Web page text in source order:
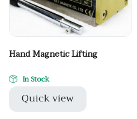
Hand Magnetic Lifting
In Stock
Quick view